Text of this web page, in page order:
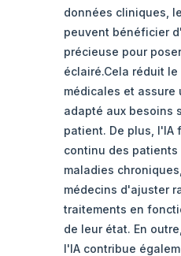
données cliniques,
peuvent bénéficier
précieuse pour
éclairé.Cela réduit
médicales et assure
adapté aux besoins
patient. De plus, l'IA
continu des
maladies
médecins d'ajuster
traitements en
de leur état. En
l'IA contribue